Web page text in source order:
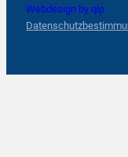
Webdesign by qlp